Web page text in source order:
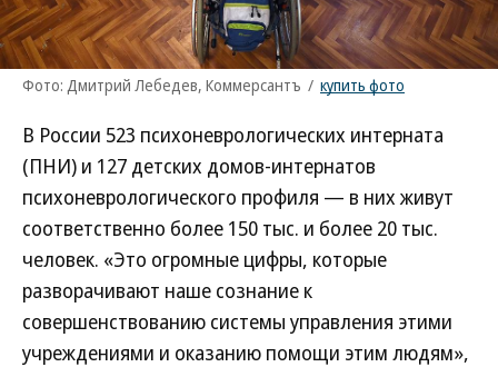
Фото: Дмитрий Лебедев, Коммерсантъ / купить фото
В России 523 психоневрологических интерната
(ПНИ) и 127 детских домов-интернатов
психоневрологического профиля — в них живут
соответственно более 150 тыс. и более 20 тыс.
человек. «Это огромные цифры, которые
разворачивают наше сознание к
совершенствованию системы управления этими
учреждениями и оказанию помощи этим людям»,